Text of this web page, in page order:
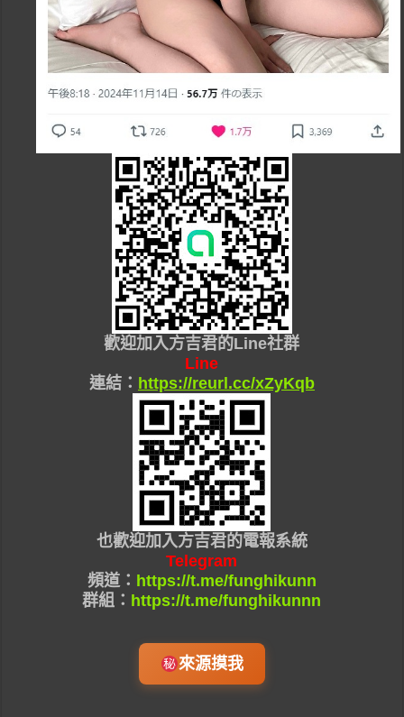
歡迎加入方吉君的Line社群
Line
連結： https://reurl.cc/xZyKqb
也歡迎加入方吉君的電報系統
Telegram
頻道： https://t.me/funghikunn
群組： https://t.me/funghikunnn
來源摸我